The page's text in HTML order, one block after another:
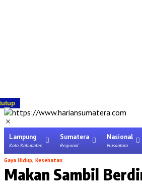
Lampung
Kota Kabupaten
Sumatera
Regional
Nasional
Nusantara
Gaya Hidup, Kesehatan
Makan Sambil